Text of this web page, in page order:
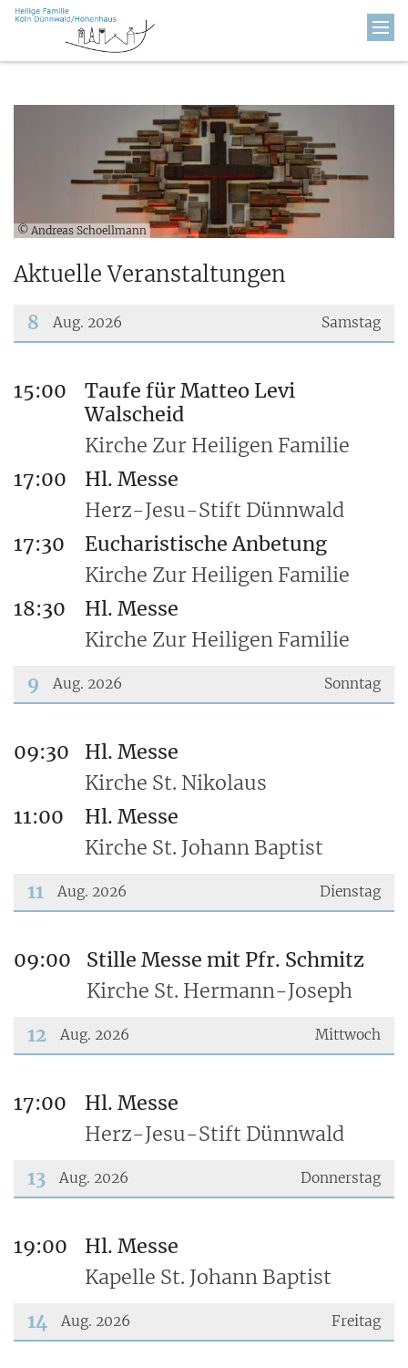
Zum Inhalt springen
© Andreas Schoellmann
Aktuelle Veranstaltungen
Samstag
8 Aug. 2026
???msg.page.sr.date??? 8. August 2026
15:00
Taufe für Matteo Levi
Walscheid
Kirche Zur Heiligen Familie
17:00
Hl. Messe
Herz-Jesu-Stift Dünnwald
17:30
Eucharistische Anbetung
Kirche Zur Heiligen Familie
18:30
Hl. Messe
Kirche Zur Heiligen Familie
Sonntag
9 Aug. 2026
???msg.page.sr.date??? 9. August 2026
09:30
Hl. Messe
Kirche St. Nikolaus
11:00
Hl. Messe
Kirche St. Johann Baptist
Dienstag
11 Aug. 2026
???msg.page.sr.date??? 11. August 2026
09:00
Stille Messe mit Pfr. Schmitz
Kirche St. Hermann-Joseph
Mittwoch
12 Aug. 2026
???msg.page.sr.date??? 12. August 2026
17:00
Hl. Messe
Herz-Jesu-Stift Dünnwald
Donnerstag
13 Aug. 2026
???msg.page.sr.date??? 13. August 2026
19:00
Hl. Messe
Kapelle St. Johann Baptist
Freitag
14 Aug. 2026